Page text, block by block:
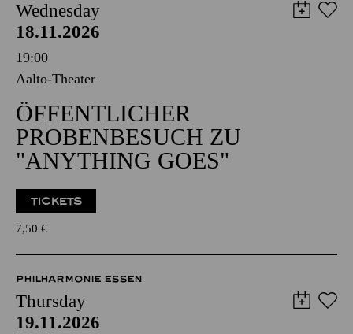
Wednesday
18.11.2026
19:00
Aalto-Theater
ÖFFENTLICHER
PROBENBESUCH ZU
"ANYTHING GOES"
TICKETS
7,50 €
PHILHARMONIE ESSEN
Thursday
19.11.2026